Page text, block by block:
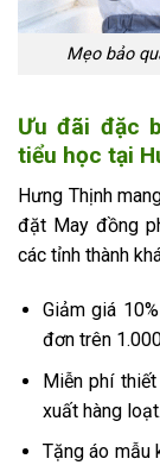
Mẹo bảo
Ưu đãi đặc
tiểu học tại
Hưng Thịnh
đặt May đồng
các tỉnh thành
Giảm giá
đơn trên
Miễn phí
xuất hàng loạt.
Tặng áo mẫu